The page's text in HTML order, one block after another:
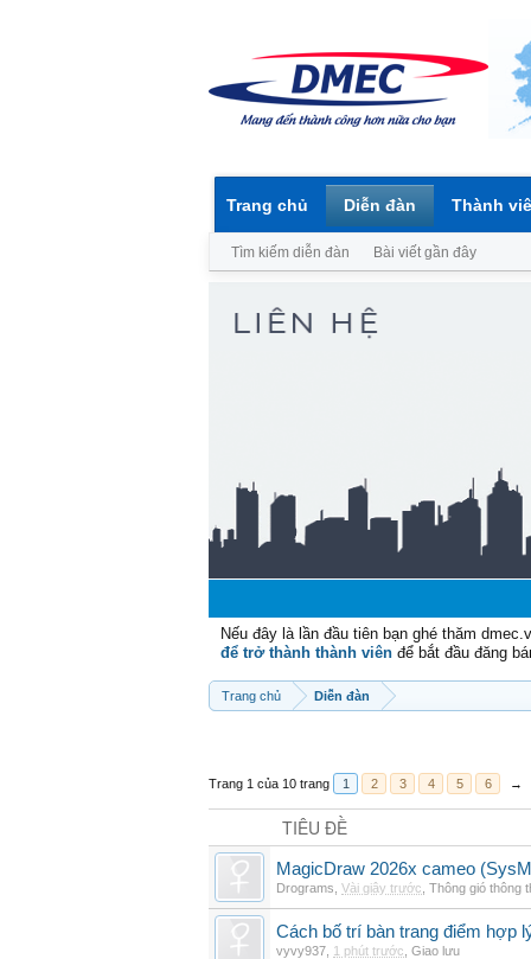
Nếu đây là lần đầu tiên bạn ghé thăm
để trở thành thành viên để bắt đầu đăng
Trang chủ Diễn đàn
Trang 1 của 10 trang 1 2 3 4 5 6 →
TIÊU ĐỀ
MagicDraw 2026x cameo
Drograms Vài giây trước Thông gió thông
Cách bố trí bàn trang điểm hợp
vyvy937 1 phút trước Giao lưu
Trang chủ Diễn đàn
Tìm kiếm diễn đàn Bài viết gần đây
Thành